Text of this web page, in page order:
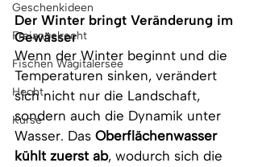
Geschenkideen
Freiangelrecht
Fischen Wägitalersee
Hecht
Kurse
Der Winter bringt Veränderung im
Gewässer
Wenn der Winter beginnt und die
Temperaturen sinken, verändert
sich nicht nur die Landschaft,
sondern auch die Dynamik unter
Wasser. Das Oberflächenwasser
kühlt zuerst ab, wodurch sich die